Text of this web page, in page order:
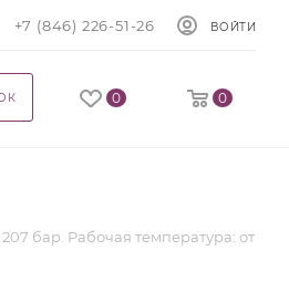
+7 (846) 226-51-26 ВОЙТИ
0 0
бар. Рабочая температура: от